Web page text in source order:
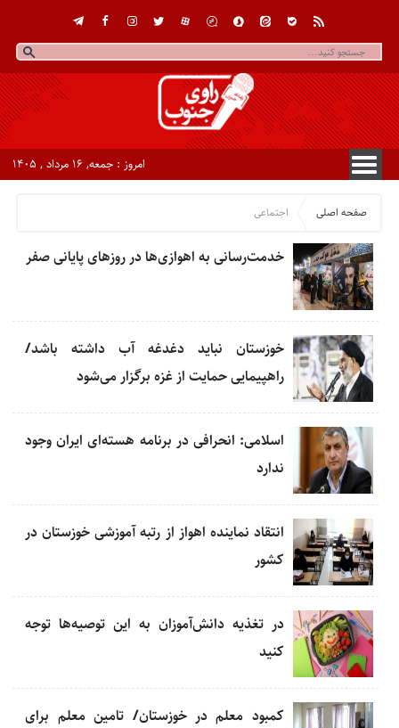
امروز : جمعه, ۱۶ مرداد , ۱۴۰۵
صفحه اصلی اجتماعی
خدمت‌رسانی به اهوازی‌ها در روزهای پایانی صفر
خوزستان نباید دغدغه آب داشته باشد/
راهپیمایی حمایت از غزه برگزار می‌شود
اسلامی: انحرافی در برنامه هسته‌ای ایران وجود
ندارد
انتقاد نماینده اهواز از رتبه آموزشی خوزستان در
کشور
در تغذیه‌ دانش‌آموزان به این توصیه‌ها توجه
کنید
کمبود معلم در خوزستان/ تامین معلم برای